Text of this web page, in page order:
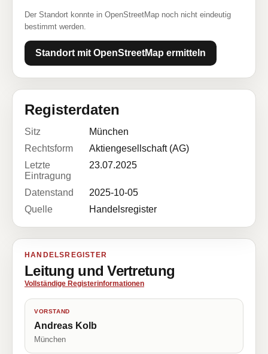
Der Standort konnte in OpenStreetMap noch nicht eindeutig
bestimmt werden.
Standort mit OpenStreetMap ermitteln
Registerdaten
Sitz
München
Rechtsform
Aktiengesellschaft (AG)
Letzte
Eintragung
23.07.2025
Datenstand
2025-10-05
Quelle
Handelsregister
HANDELSREGISTER
Leitung und Vertretung
Vollständige Registerinformationen
VORSTAND
Andreas Kolb
München